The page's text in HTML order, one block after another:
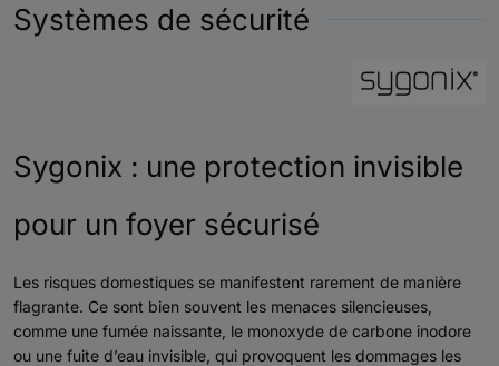
Systèmes de sécurité
Sygonix : une protection invisible
pour un foyer sécurisé
Les risques domestiques se manifestent rarement de manière
flagrante. Ce sont bien souvent les menaces silencieuses,
comme une fumée naissante, le monoxyde de carbone inodore
ou une fuite d’eau invisible, qui provoquent les dommages les